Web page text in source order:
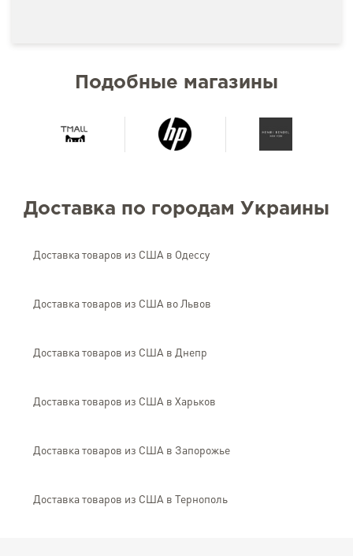
Подобные магазины
Доставка по городам Украины
Доставка товаров из США в Одессу
Доставка товаров из США во Львов
Доставка товаров из США в Днепр
Доставка товаров из США в Харьков
Доставка товаров из США в Запорожье
Доставка товаров из США в Тернополь